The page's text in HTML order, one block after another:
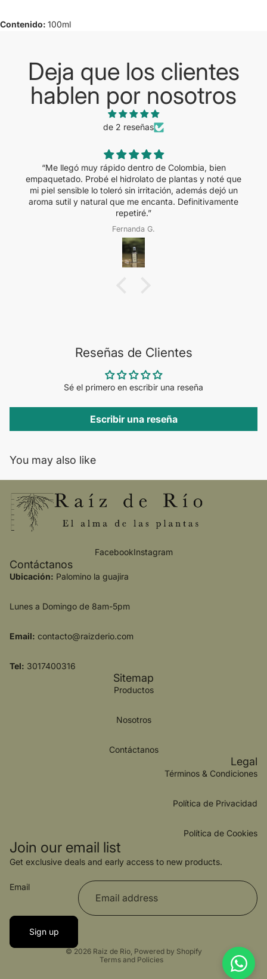
Contenido: 100ml
Deja que los clientes
hablen por nosotros
de 2 reseñas
“Me llegó muy rápido dentro de Colombia, bien
empaquetado. Probé el hidrolato de plantas y noté que
mi piel sensible lo toleró sin irritación, además dejó un
aroma sutil y natural que me encanta. Definitivamente
repetiré.”
Fernanda G.
Reseñas de Clientes
Sé el primero en escribir una reseña
Escribir una reseña
You may also like
FacebookInstagram
Contáctanos
Ubicación: Palomino la guajira
Lunes a Domingo de 8am-5pm
Email: contacto@raizderio.com
Tel: 3017400316
Sitemap
Productos
Nosotros
Contáctanos
Legal
Términos & Condiciones
Política de Privacidad
Política de Cookies
Join our email list
Get exclusive deals and early access to new products.
Email
Sign up
© 2026 Raiz de Rio, Powered by Shopify
Terms and Policies